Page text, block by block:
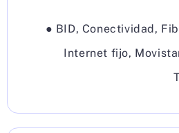
● BID, Conectividad,
Internet fijo,